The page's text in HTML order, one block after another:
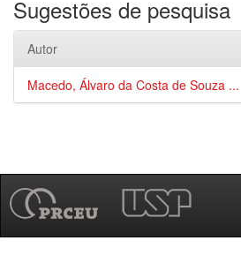
Sugestões de pesquisa
Autor
Macedo, Álvaro da Costa de Souza ...